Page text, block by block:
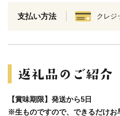
支払い方法 クレジ
【賞味期限】発送から5日
※生ものですので、できるだけお